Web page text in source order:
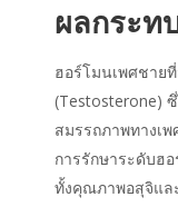
ผลกระท
ฮอร์โมนเพศชาย
(Testosterone)
สมรรถภาพทางเ
การรักษาระดับฮ
ทั้งคุณภาพอสุจิแล